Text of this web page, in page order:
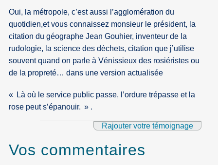
Oui, la métropole, c’est aussi l’agglomération du
quotidien,et vous connaissez monsieur le président, la
citation du géographe Jean Gouhier, inventeur de la
rudologie, la science des déchets, citation que j’utilise
souvent quand on parle à Vénissieux des rosiéristes ou
de la propreté… dans une version actualisée
« Là où le service public passe, l’ordure trépasse et la
rose peut s’épanouir. » .
Rajouter votre témoignage
Vos commentaires